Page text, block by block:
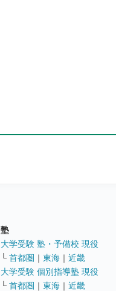
塾
大学受験 塾・予備校 現役
└ 首都圏 ｜ 東海 ｜ 近畿
大学受験 個別指導塾 現役
└ 首都圏 ｜ 東海 ｜ 近畿